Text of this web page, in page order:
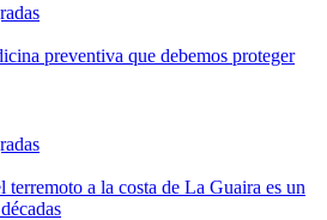
preventiva que debemos proteger
terremoto a la costa de La Guaira es un